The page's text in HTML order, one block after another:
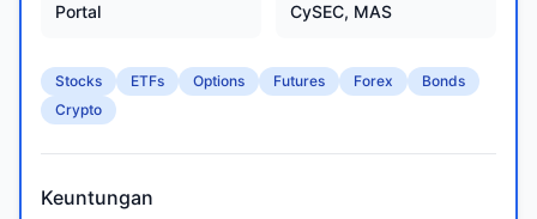
Portal
CySEC, MAS
Stocks ETFs Options Futures Forex
Bonds
Crypto
Keuntungan